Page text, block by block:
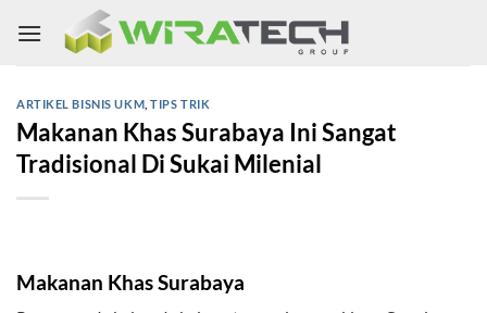
ARTIKEL BISNIS UKM ,TIPS TRIK
Makanan Khas Surabaya Ini Sangat
Tradisional Di Sukai Milenial
Makanan Khas Surabaya